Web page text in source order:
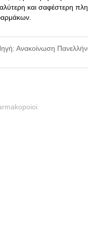
και σαφέστερη
Ανακοίνωση